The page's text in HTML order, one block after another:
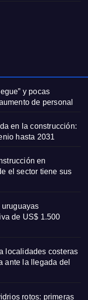
y pocas
de personal
en la construcción:
hasta 2031
en
el sector tiene sus
de US$ 1.500
localidades costeras
ante la llegada del
rotos: primeras